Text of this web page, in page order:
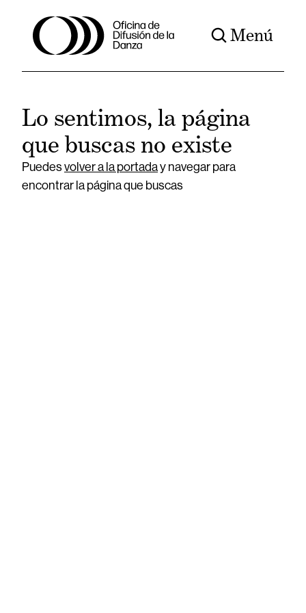
Menú
Lo sentimos, la página
que buscas no existe
Puedesvolver a la portaday navegar para
encontrar la página que buscas